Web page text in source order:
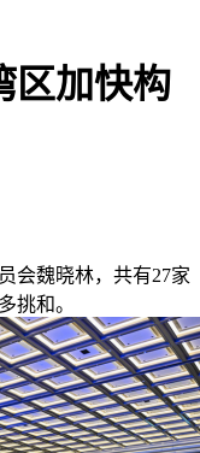
区加快构
魏晓林，共有27家
挑和。